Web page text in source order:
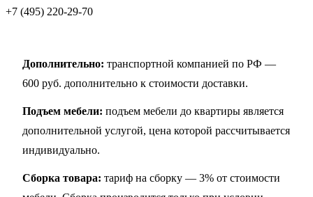
+7 (495) 220-29-70
Дополнительно: транспортной компанией по РФ —
600 руб. дополнительно к стоимости доставки.
Подъем мебели: подъем мебели до квартиры является
дополнительной услугой, цена которой рассчитывается
индивидуально.
Сборка товара: тариф на сборку — 3% от стоимости